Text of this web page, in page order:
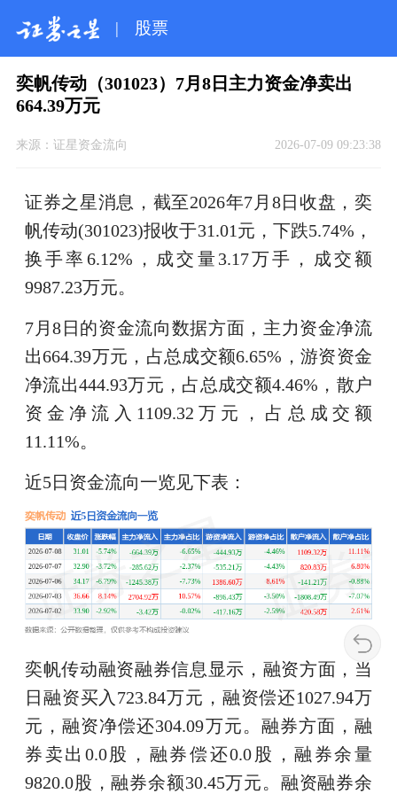
| 股票
奕帆传动（301023）7月8日主力资金净卖出
664.39万元
来源： 证星资金流向 2026-07-09 09:23:38
证券之星消息，截至2026年7月8日收盘，奕
帆传动(301023)报收于31.01元，下跌5.74%，
换手率6.12%，成交量3.17万手，成交额
9987.23万元。
7月8日的资金流向数据方面，主力资金净流
出664.39万元，占总成交额6.65%，游资资金
净流出444.93万元，占总成交额4.46%，散户
资金净流入1109.32万元，占总成交额
11.11%。
近5日资金流向一览见下表：
奕帆传动融资融券信息显示，融资方面，当
日融资买入723.84万元，融资偿还1027.94万
元，融资净偿还304.09万元。融券方面，融
券卖出0.0股，融券偿还0.0股，融券余量
9820.0股，融券余额30.45万元。融资融券余